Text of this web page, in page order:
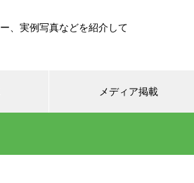
、実例写真などを紹介して
メディア掲載